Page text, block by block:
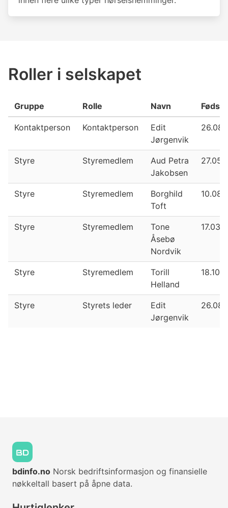
Roller i selskapet
Gruppe Rolle Navn
Kontaktperson Kontaktperson
Edit
Jørgenvik
Styre Styremedlem
Aud Petra
Jakobsen
Styre Styremedlem
Borghild
Toft
Styre Styremedlem
Tone
Åsebø
Nordvik
Styre Styremedlem
Torill
Helland
Styre Styrets leder
Edit
Jørgenvik
bdinfo.no Norsk bedriftsinformasjon og finansielle
nøkkeltall basert på åpne data.